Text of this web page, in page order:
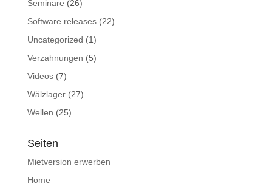
Seminare (26)
Software releases(22)
Uncategorized (1)
Verzahnungen (5)
Videos(7)
Wälzlager(27)
Wellen (25)
Seiten
Mietversion erwerben
Home